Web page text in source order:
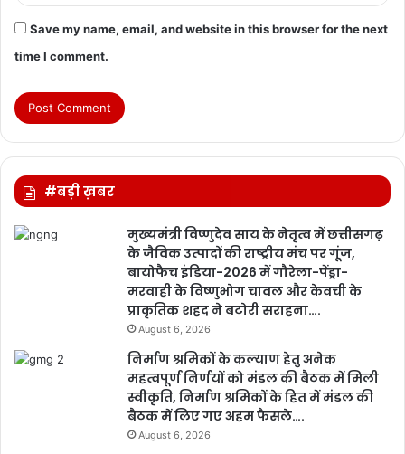
Save my name, email, and website in this browser for the next
time I comment.
#बड़ी ख़बर
मुख्यमंत्री विष्णुदेव साय के नेतृत्व में छत्तीसगढ़
के जैविक उत्पादों की राष्ट्रीय मंच पर गूंज,
बायोफैच इंडिया-2026 में गौरेला-पेंड्रा-
मरवाही के विष्णुभोग चावल और केवची के
प्राकृतिक शहद ने बटोरी सराहना….
August 6, 2026
निर्माण श्रमिकों के कल्याण हेतु अनेक
महत्वपूर्ण निर्णयों को मंडल की बैठक में मिली
स्वीकृति, निर्माण श्रमिकों के हित में मंडल की
बैठक में लिए गए अहम फैसले….
August 6, 2026